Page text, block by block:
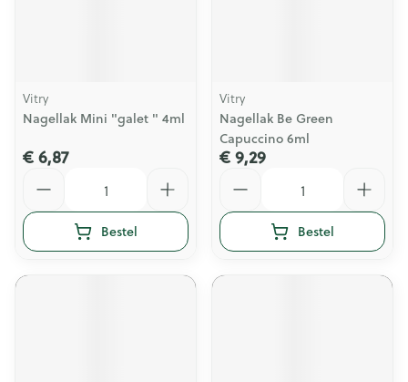
Vitry
Nagellak Mini "galet " 4ml
€ 6,87
Bestel
Vitry
Nagellak Be Green
Capuccino 6ml
€ 9,29
Bestel